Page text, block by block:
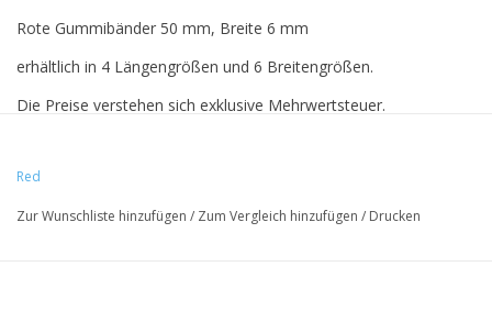
Rote Gummibänder 50 mm, Breite 6 mm
erhältlich in 4 Längengrößen und 6 Breitengrößen.
Die Preise verstehen sich exklusive Mehrwertsteuer.
Red
Zur Wunschliste hinzufügen / Zum Vergleich hinzufügen / Drucken